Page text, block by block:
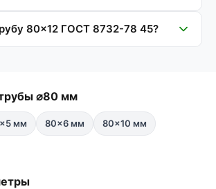
80×12 ГОСТ 8732-78 45?
⌀80 мм
мм 80×6 мм 80×10 мм